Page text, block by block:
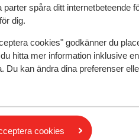
spåra ditt internetbeteende
dig.
cookies" godkänner du
hitta mer information inklusive
Du kan ändra dina preferenser
cookies
9.3 Fantastisk
voksenhotel, med en
voksenhotel, med en
Översätt till svenska
Ditte Vänner